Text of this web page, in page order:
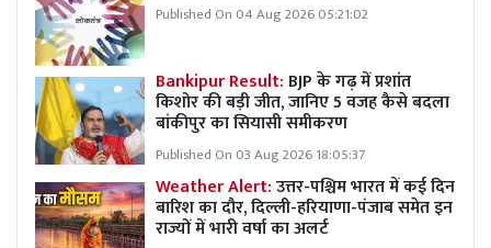
Published On 04 Aug 2026 05:21:02
Bankipur Result: BJP के गढ़ में प्रशांत
किशोर की बड़ी जीत, जानिए 5 वजह कैसे बदला
बांकीपुर का सियासी समीकरण
Published On 03 Aug 2026 18:05:37
Weather Alert:उत्तर-पश्चिम भारत में कई दिन
बारिश का दौर, दिल्ली-हरियाणा-पंजाब समेत इन
राज्यों में भारी वर्षा का अलर्ट